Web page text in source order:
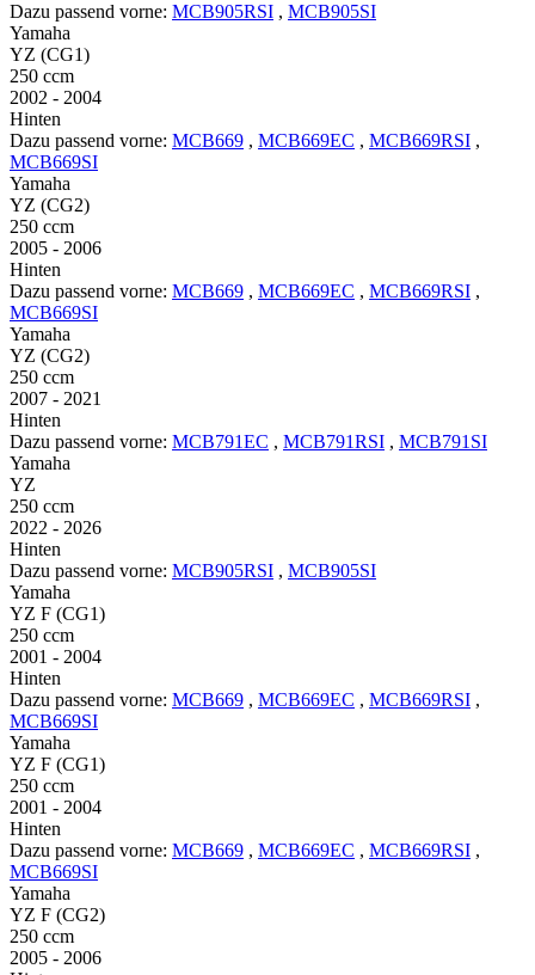
Dazu passend vorne: MCB905RSI , MCB905SI
Yamaha
YZ (CG1)
250 ccm
2002 - 2004
Hinten
Dazu passend vorne: MCB669 , MCB669EC , MCB669RSI ,
MCB669SI
Yamaha
YZ (CG2)
250 ccm
2005 - 2006
Hinten
Dazu passend vorne: MCB669 , MCB669EC , MCB669RSI ,
MCB669SI
Yamaha
YZ (CG2)
250 ccm
2007 - 2021
Hinten
Dazu passend vorne: MCB791EC , MCB791RSI , MCB791SI
Yamaha
YZ
250 ccm
2022 - 2026
Hinten
Dazu passend vorne: MCB905RSI , MCB905SI
Yamaha
YZ F (CG1)
250 ccm
2001 - 2004
Hinten
Dazu passend vorne: MCB669 , MCB669EC , MCB669RSI ,
MCB669SI
Yamaha
YZ F (CG1)
250 ccm
2001 - 2004
Hinten
Dazu passend vorne: MCB669 , MCB669EC , MCB669RSI ,
MCB669SI
Yamaha
YZ F (CG2)
250 ccm
2005 - 2006